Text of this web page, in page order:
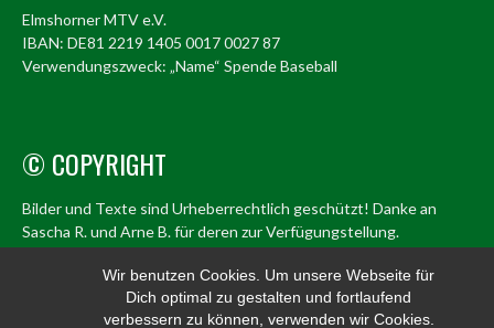
Wir benutzen Cookies. Um unsere Webseite für
Dich optimal zu gestalten und fortlaufend
verbessern zu können, verwenden wir Cookies.
Elmshorner MTV e.V.
IBAN: DE81 2219 1405 0017 0027 87
Verwendungszweck: „Name“ Spende Baseball
© COPYRIGHT
Bilder und Texte sind Urheberrechtlich geschützt! Danke an
Sascha R. und Arne B. für deren zur Verfügungstellung.
© Elmshorn Alligators 1998 – 2026
info@alligators.de